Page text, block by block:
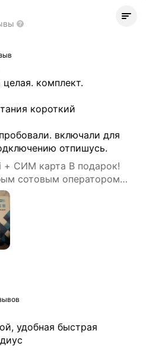
целая. комплект.
короткий
включали для
отпишусь.
СИМ карта В подарок!
сотовым оператором
НЕ
удобная быстрая